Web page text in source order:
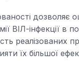
дозволяє
ВІЛ-інфекції в
реалізованих
їх більшої